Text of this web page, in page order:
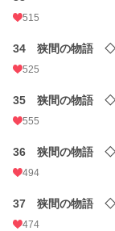
515
34 狭間の物語
525
35 狭間の物語
555
36 狭間の物語
494
37 狭間の物語
474